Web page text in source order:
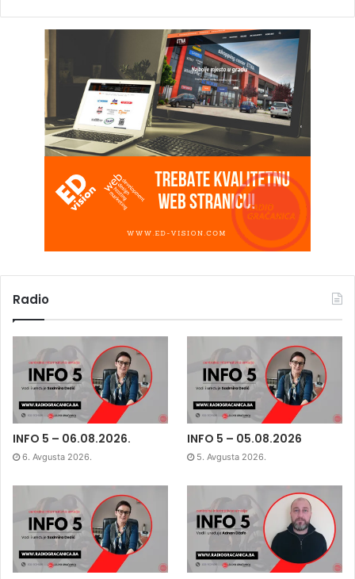
Radio
INFO 5 – 06.08.2026.
6. Avgusta 2026.
INFO 5 – 05.08.2026
5. Avgusta 2026.